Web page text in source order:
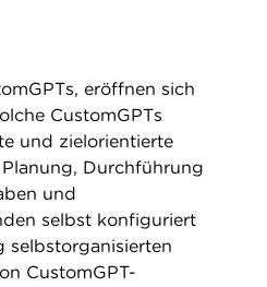
eröffnen sich
CustomGPTs
und zielorientierte
Durchführung
und
selbst konfiguriert
selbstorganisierten
CustomGPT-